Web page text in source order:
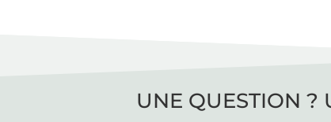
UNE QUESTION ?